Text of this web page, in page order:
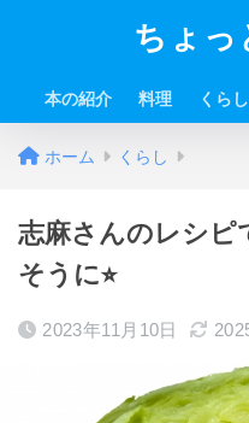
ちょっ
本の紹介 料理 くら
ホーム くらし
志麻さんのレシピ
そうに⭐︎
2023年11月10日